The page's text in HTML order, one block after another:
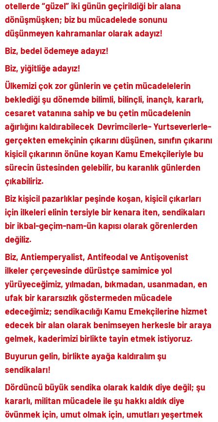
otellerde “güzel” iki günün geçirildiği bir alana
dönüşmüşken; biz bu mücadelede sonunu
düşünmeyen kahramanlar olarak adayız!
Biz, bedel ödemeye adayız!
Biz, yiğitliğe adayız!
Ülkemizi çok zor günlerin ve çetin mücadelelerin
beklediği şu dönemde bilimli, bilinçli, inançlı, kararlı,
cesaret vatanına sahip ve bu çetin mücadelenin
ağırlığını kaldırabilecek Devrimcilerle- Yurtseverlerle-
gerçekten emekçinin çıkarını düşünen, sınıfın çıkarını
kişicil çıkarının önüne koyan Kamu Emekçileriyle bu
sürecin üstesinden gelebilir, bu karanlık günlerden
çıkabiliriz.
Biz kişicil pazarlıklar peşinde koşan, kişicil çıkarları
için ilkeleri elinin tersiyle bir kenara iten, sendikaları
bir ikbal-geçim-nam-ün kapısı olarak görenlerden
değiliz.
Biz, Antiemperyalist, Antifeodal ve Antişovenist
ilkeler çerçevesinde dürüstçe samimice yol
yürüyeceğimiz, yılmadan, bıkmadan, usanmadan, en
ufak bir kararsızlık göstermeden mücadele
edeceğimiz; sendikacılığı Kamu Emekçilerine hizmet
edecek bir alan olarak benimseyen herkesle bir araya
gelmek, kaderimizi birlikte tayin etmek istiyoruz.
Buyurun gelin, birlikte ayağa kaldıralım şu
sendikaları!
Dördüncü büyük sendika olarak kaldık diye değil; şu
kararlı, militan mücadele ile şu hakkı aldık diye
övünmek için, umut olmak için, umutları yeşertmek